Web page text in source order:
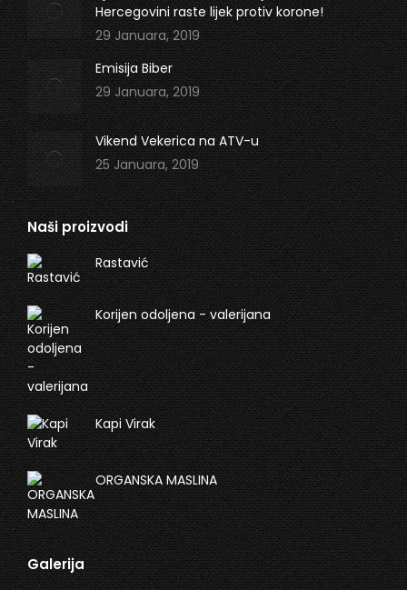
Hercegovini raste lijek protiv korone!
29 Januara, 2019
Emisija Biber
29 Januara, 2019
Vikend Vekerica na ATV-u
25 Januara, 2019
Naši proizvodi
Rastavić
Korijen odoljena - valerijana
Kapi Virak
ORGANSKA MASLINA
Galerija